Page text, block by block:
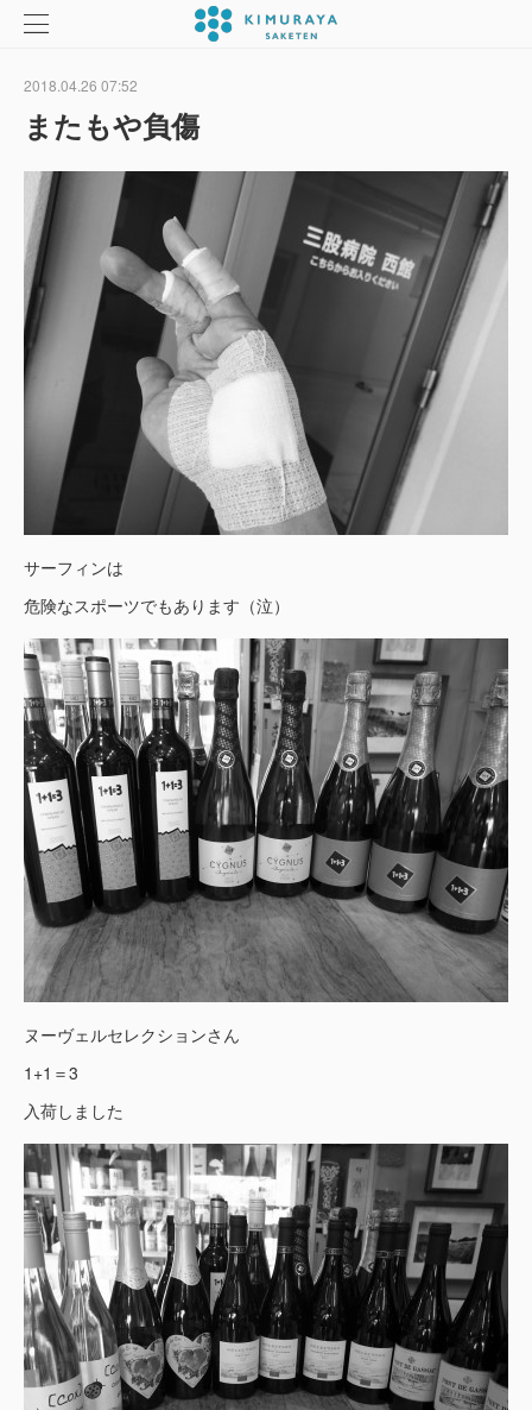
2018.04.26 07:52
またもや負傷
サーフィンは
危険なスポーツでもあります（泣）
ヌーヴェルセレクションさん
1+1＝3
入荷しました